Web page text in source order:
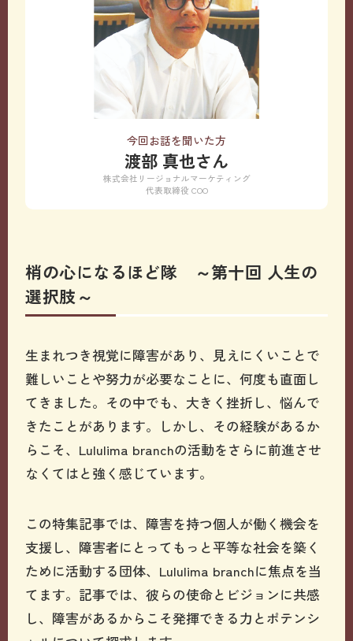
今回お話を聞いた方
渡部 真也さん
株式会社リージョナルマーケティング
代表取締役 COO
梢の心になるほど隊 ～第十回 人生の
選択肢～
生まれつき視覚に障害があり、見えにくいことで
難しいことや努力が必要なことに、何度も直面し
てきました。その中でも、大きく挫折し、悩んで
きたことがあります。しかし、その経験があるか
らこそ、Lululima branchの活動をさらに前進させ
なくてはと強く感じています。
この特集記事では、障害を持つ個人が働く機会を
支援し、障害者にとってもっと平等な社会を築く
ために活動する団体、Lululima branchに焦点を当
てます。記事では、彼らの使命とビジョンに共感
し、障害があるからこそ発揮できる力とポテンシ